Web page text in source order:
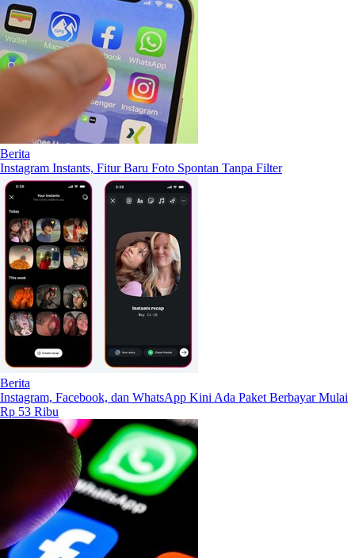
Berita
Instagram Instants, Fitur Baru Foto Spontan Tanpa Filter
Berita
Instagram, Facebook, dan WhatsApp Kini Ada Paket Berbayar Mulai
Rp 53 Ribu